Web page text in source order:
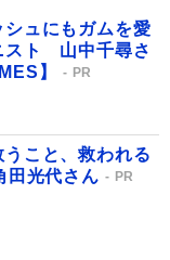
ュにもガムを愛
スト 山中千尋さ
】
PR
うこと、救われる
光代さん
PR